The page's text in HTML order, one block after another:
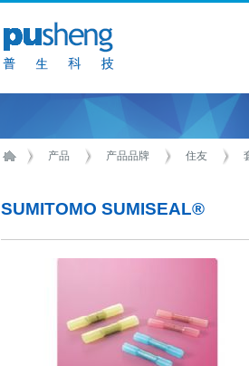
产品 产品品牌 住友
SUMITOMO SUMISEAL®